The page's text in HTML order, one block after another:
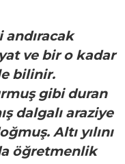
andıracak
ve bir o kadar
bilinir.
gibi duran
dalgalı araziye
Altı yılını
öğretmenlik